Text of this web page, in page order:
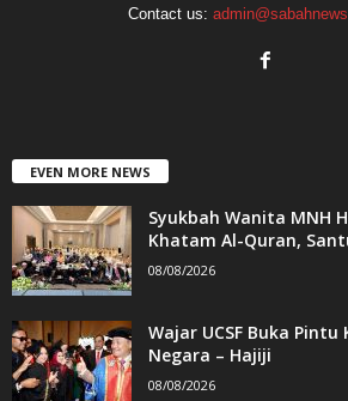
Contact us:
EVEN MORE NEWS
Syukbah Wanita MNH
Khatam Al-Quran,
08/08/2026
Wajar UCSF Buka
Negara – Hajiji
08/08/2026